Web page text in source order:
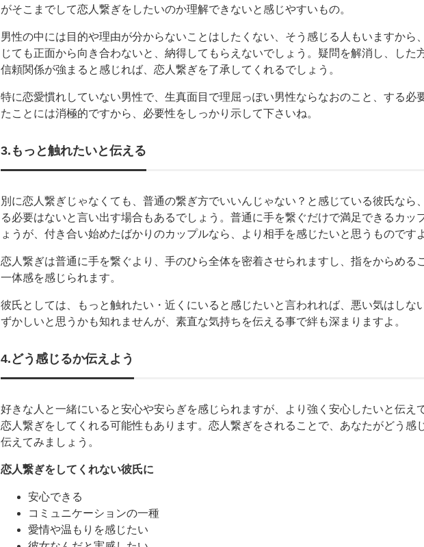
がそこまでして恋人繋ぎをしたいのか理解できないと感じやすいもの。
男性の中には目的や理由が分からないことはしたくない、そう感じる人もいますから
じても正面から向き合わないと、納得してもらえないでしょう。疑問を解消し、した
信頼関係が強まると感じれば、恋人繋ぎを了承してくれるでしょう。
特に恋愛慣れしていない男性で、生真面目で理屈っぽい男性ならなおのこと、する必
たことには消極的ですから、必要性をしっかり示して下さいね。
3.もっと触れたいと伝える
別に恋人繋ぎじゃなくても、普通の繋ぎ方でいいんじゃない？と感じている彼氏なら
る必要はないと言い出す場合もあるでしょう。普通に手を繋ぐだけで満足できるカッ
ょうが、付き合い始めたばかりのカップルなら、より相手を感じたいと思うものです
恋人繋ぎは普通に手を繋ぐより、手のひら全体を密着させられますし、指をからめる
一体感を感じられます。
彼氏としては、もっと触れたい・近くにいると感じたいと言われれば、悪い気はしな
ずかしいと思うかも知れませんが、素直な気持ちを伝える事で絆も深まりますよ。
4.どう感じるか伝えよう
好きな人と一緒にいると安心や安らぎを感じられますが、より強く安心したいと伝え
恋人繋ぎをしてくれる可能性もあります。恋人繋ぎをされることで、あなたがどう感
伝えてみましょう。
恋人繋ぎをしてくれない彼氏に
安心できる
コミュニケーションの一種
愛情や温もりを感じたい